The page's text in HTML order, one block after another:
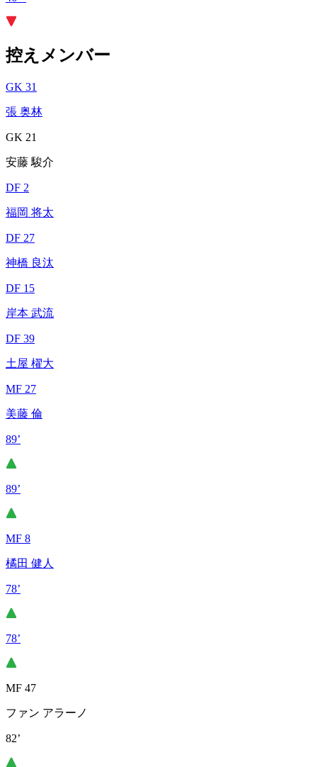
控えメンバー
GK 31
張 奥林
GK 21
安藤 駿介
DF 2
福岡 将太
DF 27
神橋 良汰
DF 15
岸本 武流
DF 39
土屋 櫂大
MF 27
美藤 倫
89’
89’
MF 8
橘田 健人
78’
78’
MF 47
ファン アラーノ
82’